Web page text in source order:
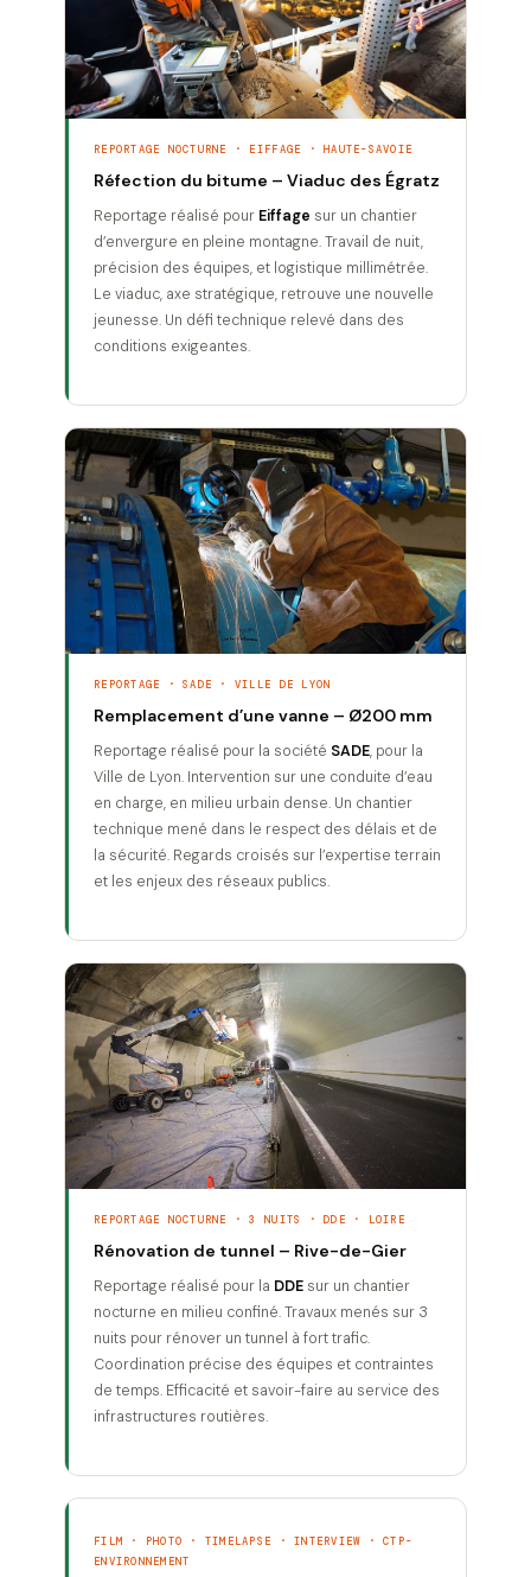
REPORTAGE NOCTURNE · EIFFAGE · HAUTE-SAVOIE
Réfection du bitume – Viaduc des Égratz
Reportage réalisé pour Eiffage sur un chantier
d’envergure en pleine montagne. Travail de nuit,
précision des équipes, et logistique millimétrée.
Le viaduc, axe stratégique, retrouve une nouvelle
jeunesse. Un défi technique relevé dans des
conditions exigeantes.
REPORTAGE · SADE · VILLE DE LYON
Remplacement d’une vanne – Ø200 mm
Reportage réalisé pour la société SADE, pour la
Ville de Lyon. Intervention sur une conduite d’eau
en charge, en milieu urbain dense. Un chantier
technique mené dans le respect des délais et de
la sécurité. Regards croisés sur l’expertise terrain
et les enjeux des réseaux publics.
REPORTAGE NOCTURNE · 3 NUITS · DDE · LOIRE
Rénovation de tunnel – Rive-de-Gier
Reportage réalisé pour la DDE sur un chantier
nocturne en milieu confiné. Travaux menés sur 3
nuits pour rénover un tunnel à fort trafic.
Coordination précise des équipes et contraintes
de temps. Efficacité et savoir-faire au service des
infrastructures routières.
FILM · PHOTO · TIMELAPSE · INTERVIEW · CTP-
ENVIRONNEMENT